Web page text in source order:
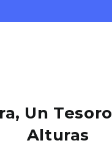
Un
Alturas